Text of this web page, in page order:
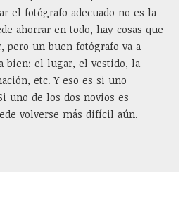
el fotógrafo adecuado no es la
ahorrar en todo, hay cosas que
pero un buen fotógrafo va a
bien: el lugar, el vestido, la
etc. Y eso es si uno
uno de los dos novios es
volverse más difícil aún.